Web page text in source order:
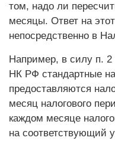
том, надо ли
месяцы. Ответ на
непосредственно в
Например, в силу п. 2
НК РФ стандартные
предоставляются
месяц налогового
каждом месяце
на соответствующий